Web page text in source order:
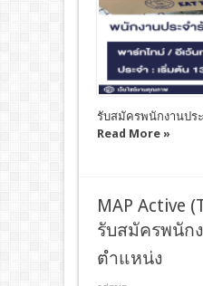
รับสมัครพนักงานปร
Read More »
MAP Active
รับสมัครพนัก
ตำแหน่ง